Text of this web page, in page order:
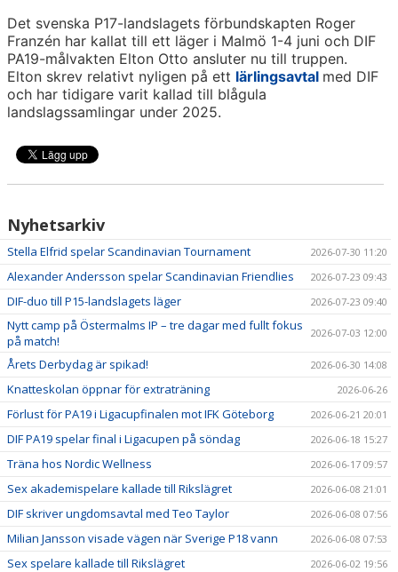
Det svenska P17-landslagets förbundskapten Roger
Franzén har kallat till ett läger i Malmö 1-4 juni och DIF
PA19-målvakten Elton Otto ansluter nu till truppen.
Elton skrev relativt nyligen på ett lärlingsavtal med DIF
och har tidigare varit kallad till blågula
landslagssamlingar under 2025.
Nyhetsarkiv
Stella Elfrid spelar Scandinavian Tournament 2026-07-30 11:20
Alexander Andersson spelar Scandinavian Friendlies 2026-07-23 09:43
DIF-duo till P15-landslagets läger 2026-07-23 09:40
Nytt camp på Östermalms IP – tre dagar med fullt fokus
på match!
2026-07-03 12:00
Årets Derbydag är spikad! 2026-06-30 14:08
Knatteskolan öppnar för extraträning 2026-06-26
Förlust för PA19 i Ligacupfinalen mot IFK Göteborg 2026-06-21 20:01
DIF PA19 spelar final i Ligacupen på söndag 2026-06-18 15:27
Träna hos Nordic Wellness 2026-06-17 09:57
Sex akademispelare kallade till Rikslägret 2026-06-08 21:01
DIF skriver ungdomsavtal med Teo Taylor 2026-06-08 07:56
Milian Jansson visade vägen när Sverige P18 vann 2026-06-08 07:53
Sex spelare kallade till Rikslägret 2026-06-02 19:56